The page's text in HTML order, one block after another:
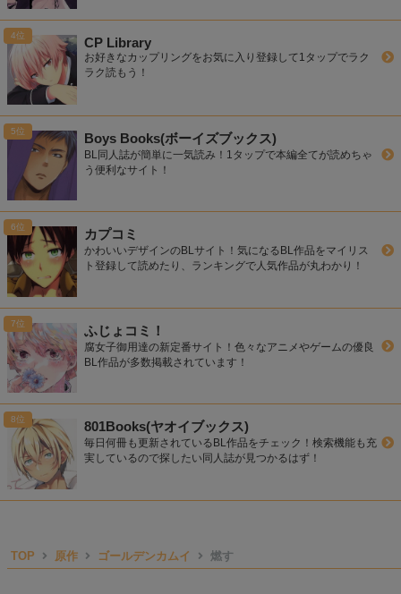
CP Library
お好きなカップリングをお気に入り登録して1タップでラク
ラク読もう！
Boys Books(ボーイズブックス)
BL同人誌が簡単に一気読み！1タップで本編全てが読めちゃ
う便利なサイト！
カプコミ
かわいいデザインのBLサイト！気になるBL作品をマイリス
ト登録して読めたり、ランキングで人気作品が丸わかり！
ふじょコミ！
腐女子御用達の新定番サイト！色々なアニメやゲームの優良
BL作品が多数掲載されています！
801Books(ヤオイブックス)
毎日何冊も更新されているBL作品をチェック！検索機能も充
実しているので探したい同人誌が見つかるはず！
TOP 原作 ゴールデンカムイ 燃す